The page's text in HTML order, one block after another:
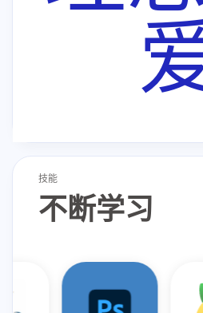
技能
不断学习
Java
Photoshop